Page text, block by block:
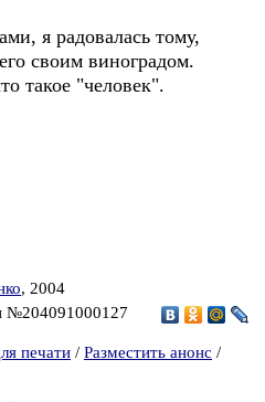
я радовалась тому,
своим виноградом.
такое "человек".
, 2004
№204091000127
печати / Разместить анонс /